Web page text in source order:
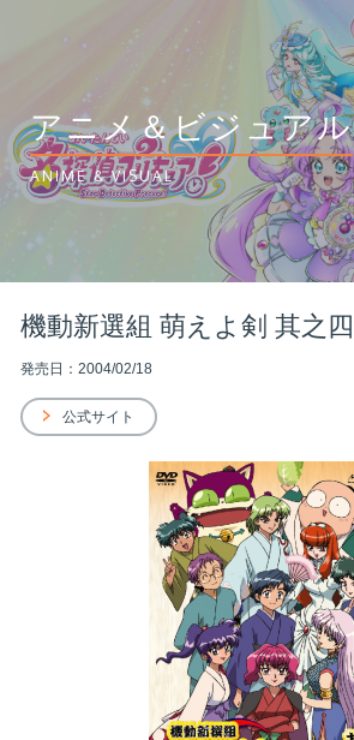
アニメ＆ビジュアル
ANIME & VISUAL
機動新選組 萌えよ剣 其之四
発売日：2004/02/18
公式サイト